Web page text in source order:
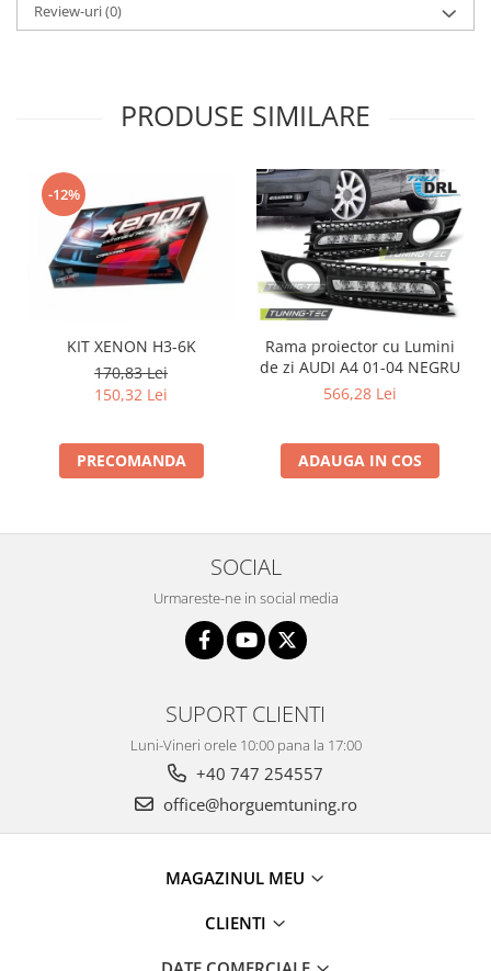
Review-uri(0)
PRODUSE SIMILARE
-12%
KIT XENON H3-6K
170,83 Lei
150,32 Lei
PRECOMANDA
Rama proiector cu Lumini
de zi AUDI A4 01-04 NEGRU
566,28 Lei
ADAUGA IN COS
SOCIAL
Urmareste-ne in social media
SUPORT CLIENTI
Luni-Vineri orele 10:00 pana la 17:00
+40 747 254557
office@horguemtuning.ro
MAGAZINUL MEU
CLIENTI